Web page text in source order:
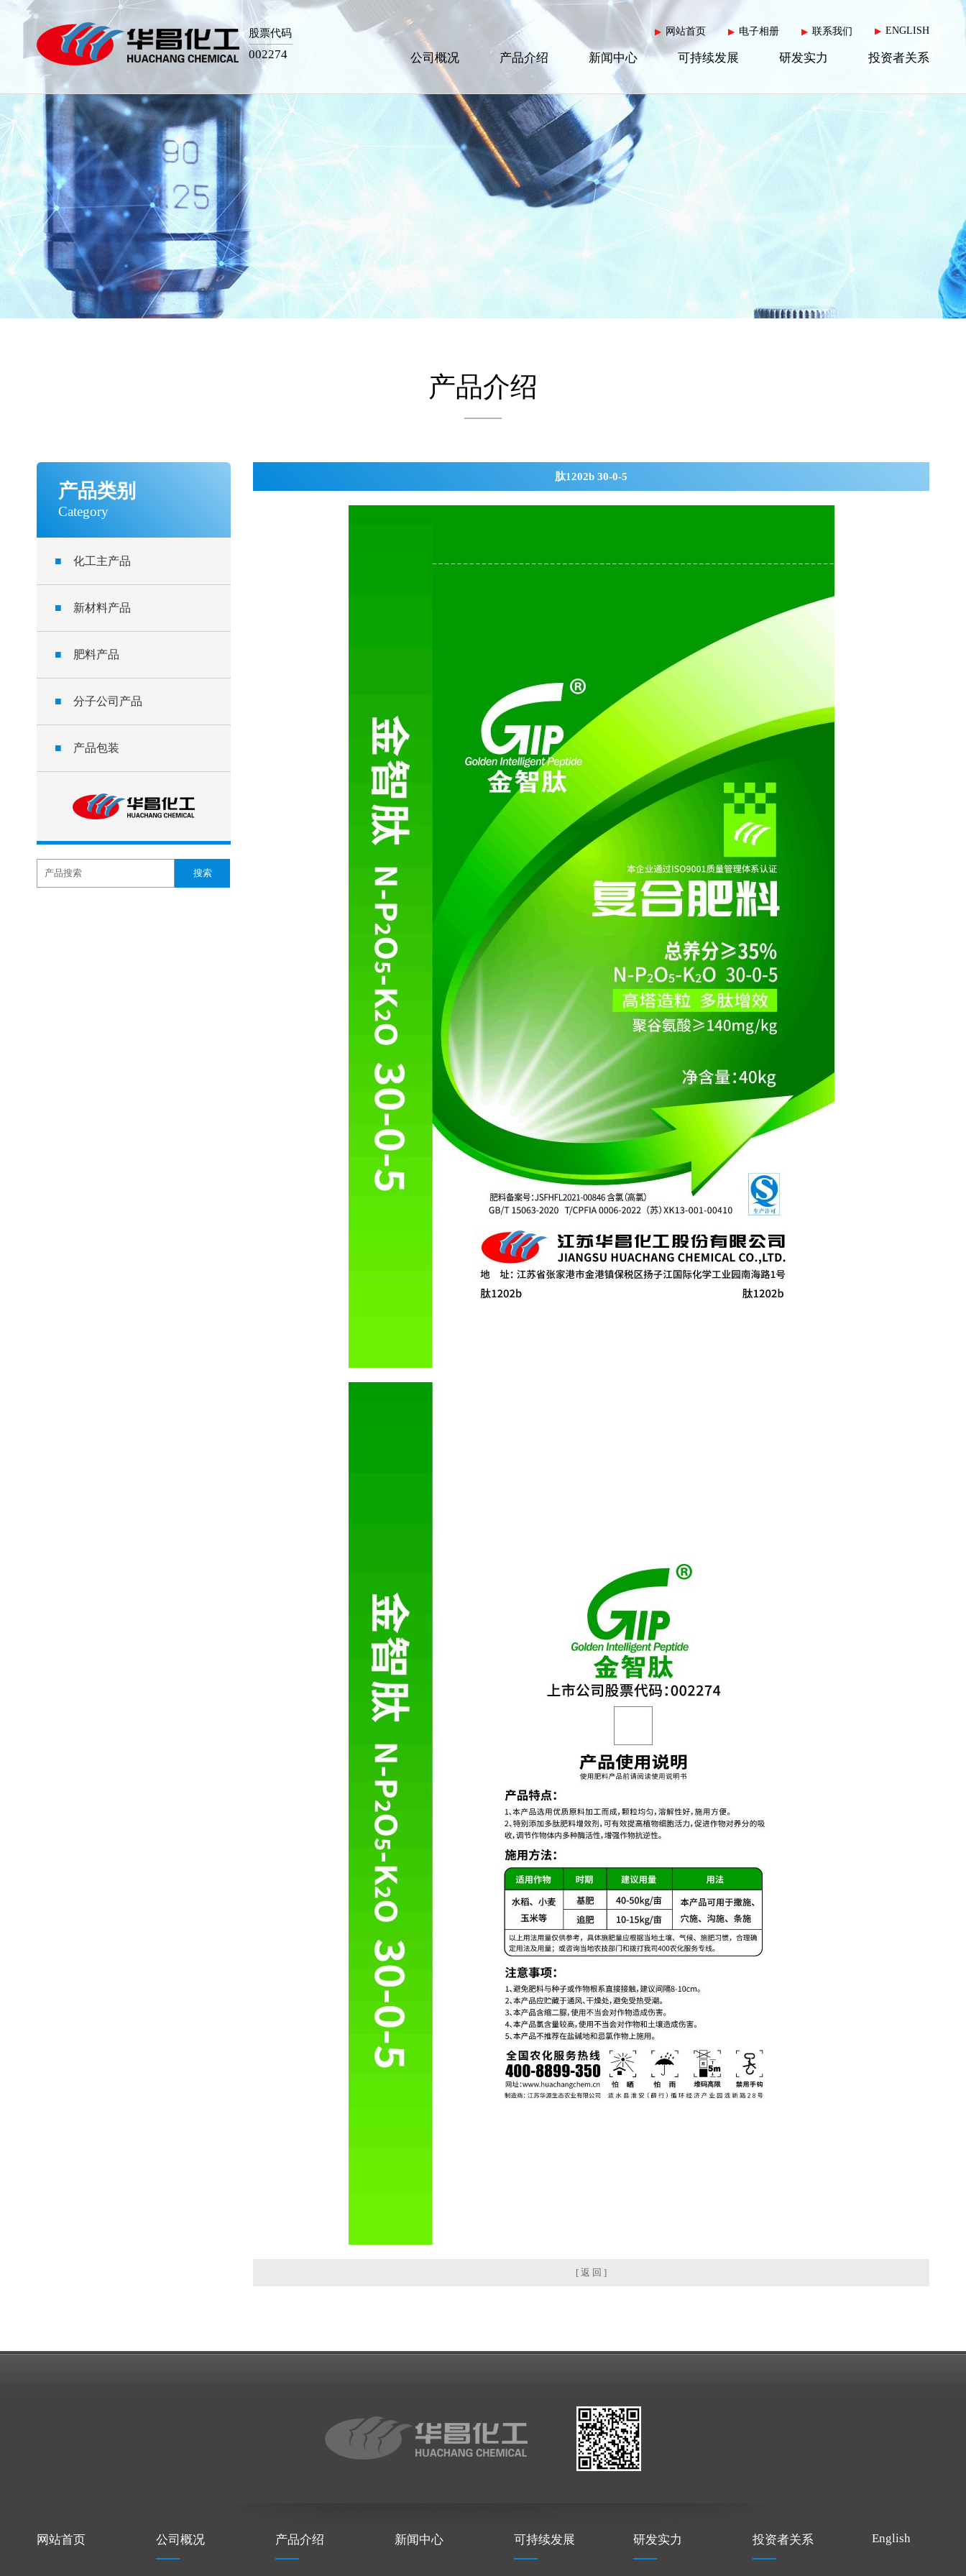
股票代码
002274
▶ ENGLISH
▶ 联系我们
▶ 电子相册
▶ 网站首页
公司概况 产品介绍 新闻中心 可持续发展 研发实力 投资者关系
产品介绍
产品类别
Category
■ 化工主产品
■ 新材料产品
■ 肥料产品
■ 分子公司产品
■ 产品包装
肽1202b 30-0-5
[ 返 回 ]
网站首页 公司概况 产品介绍 新闻中心 可持续发展 研发实力 投资者关系 English